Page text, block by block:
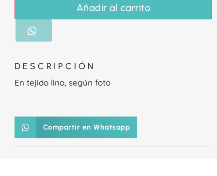
Añadir al carrito
DESCRIPCIÓN
En tejido lino, según foto
Compartir en Whatsapp